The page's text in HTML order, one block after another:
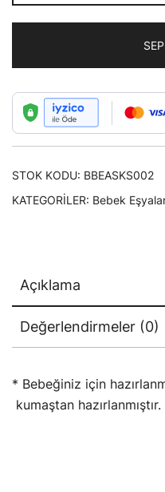
STOK KODU: BBEASKS002
KATEGORILER: Bebek
Açıklama
Değerlendirmeler (0)
* Bebeğiniz için
kumaştan hazırlanmıştır.